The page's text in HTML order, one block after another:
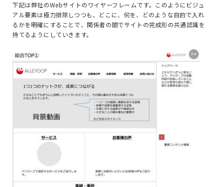
下記は弊社のWebサイトのワイヤーフレームです。このようにビジュ
アル要素は極力排除しつつも、どこに、何を、どのような目的で入れ
るかを明確にすることで、関係者の間でサイトの完成形の共通認識を
持てるようにしていきます。